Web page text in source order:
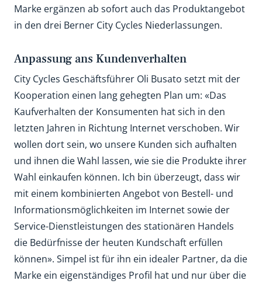
Marke ergänzen ab sofort auch das Produktangebot
in den drei Berner City Cycles Niederlassungen.
Anpassung ans Kundenverhalten
City Cycles Geschäftsführer Oli Busato setzt mit der
Kooperation einen lang gehegten Plan um: «Das
Kaufverhalten der Konsumenten hat sich in den
letzten Jahren in Richtung Internet verschoben. Wir
wollen dort sein, wo unsere Kunden sich aufhalten
und ihnen die Wahl lassen, wie sie die Produkte ihrer
Wahl einkaufen können. Ich bin überzeugt, dass wir
mit einem kombinierten Angebot von Bestell- und
Informationsmöglichkeiten im Internet sowie der
Service-Dienstleistungen des stationären Handels
die Bedürfnisse der heuten Kundschaft erfüllen
können». Simpel ist für ihn ein idealer Partner, da die
Marke ein eigenständiges Profil hat und nur über die